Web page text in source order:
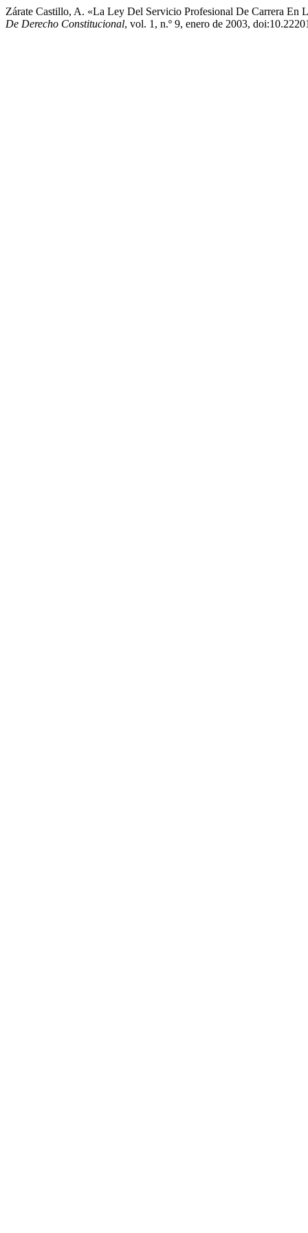
Zárate Castillo, A. «La Ley Del Servicio Profesional De Carrera En
De Derecho Constitucional, vol. 1, n.º 9, enero de 2003,